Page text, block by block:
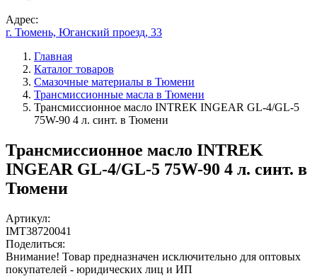
Адрес:
г. Тюмень, Юганский проезд, 33
Главная
Каталог товаров
Смазочные материалы в Тюмени
Трансмиссионные масла в Тюмени
Трансмиссионное масло INTREK INGEAR GL-4/GL-5
75W-90 4 л. синт. в Тюмени
Трансмиссионное масло INTREK
INGEAR GL-4/GL-5 75W-90 4 л. синт. в
Тюмени
Артикул:
IMT38720041
Поделиться:
Внимание! Товар предназначен исключительно для оптовых
покупателей - юридических лиц и ИП